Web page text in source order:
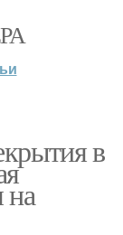
в
на